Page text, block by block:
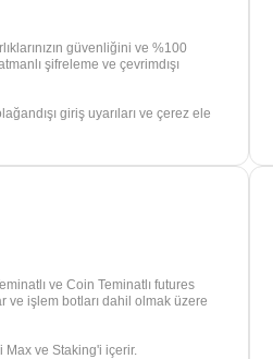
güvenliğini ve %100
şifreleme ve çevrimdışı
giriş uyarıları ve çerez ele
ve Coin Teminatlı futures
ve işlem botları dahil olmak üzere
Max ve Staking'i içerir.